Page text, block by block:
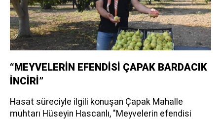
“MEYVELERİN EFENDİSİ ÇAPAK BARDACIK
İNCİRİ”
Hasat süreciyle ilgili konuşan Çapak Mahalle
muhtarı Hüseyin Hascanlı, "Meyvelerin efendisi